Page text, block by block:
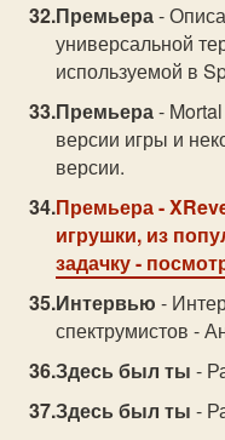
Премьера-
универсальной
используемой в
Премьера-
версии игры и
версии.
Премьера-
игрушки, из
задачку -
Интервью -
спектрумистов -
Здесь был ты -
Здесь был ты -